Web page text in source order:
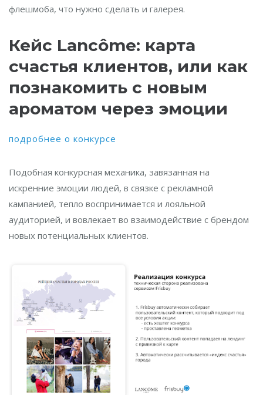
флешмоба, что нужно сделать и галерея.
Кейс Lancôme: карта
счастья клиентов, или как
познакомить с новым
ароматом через эмоции
подробнее о конкурсе
Подобная конкурсная механика, завязанная на
искренние эмоции людей, в связке с рекламной
кампанией, тепло воспринимается и лояльной
аудиторией, и вовлекает во взаимодействие с брендом
новых потенциальных клиентов.